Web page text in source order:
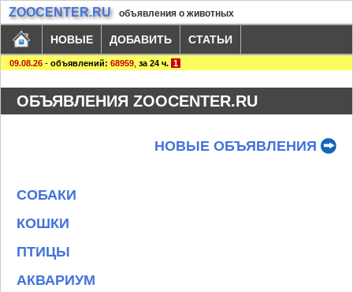
ZOOCENTER.RU объявления о животных
НОВЫЕ ДОБАВИТЬ СТАТЬИ
09.08.26 - объявлений: 68959 за 24 ч. 1
ОБЪЯВЛЕНИЯ ZOOCENTER.RU
НОВЫЕ ОБЪЯВЛЕНИЯ
СОБАКИ
КОШКИ
ПТИЦЫ
АКВАРИУМ